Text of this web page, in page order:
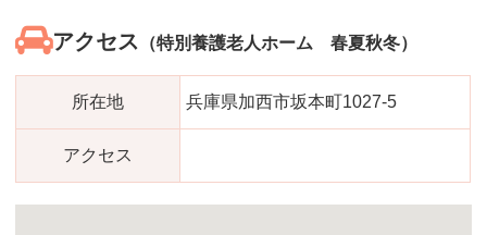
アクセス （特別養護老人ホーム 春夏秋冬）
所在地 兵庫県加西市坂本町1027-5
アクセス